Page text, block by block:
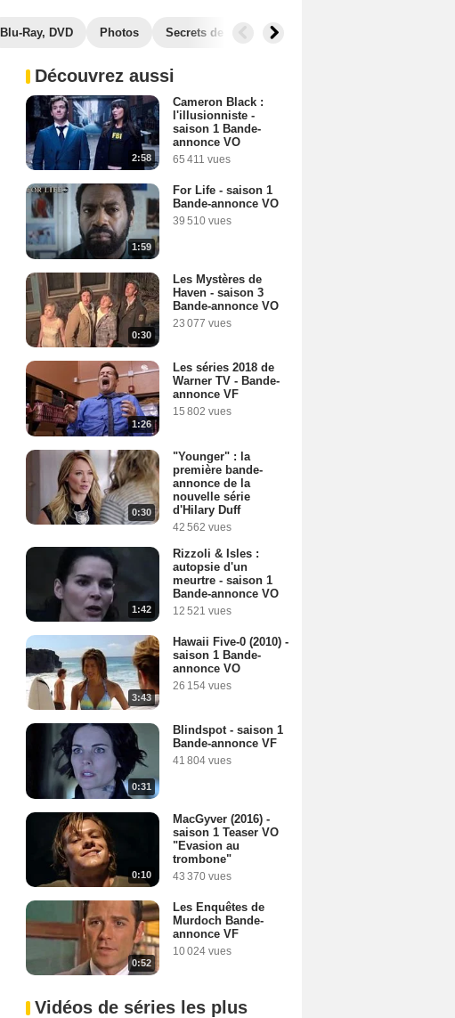
Blu-Ray, DVD Photos Secrets de tournage
Découvrez aussi
2:58
Cameron Black :
l'illusionniste -
saison 1 Bande-
annonce VO
65 411 vues
1:59
For Life - saison 1
Bande-annonce VO
39 510 vues
0:30
Les Mystères de
Haven - saison 3
Bande-annonce VO
23 077 vues
1:26
Les séries 2018 de
Warner TV - Bande-
annonce VF
15 802 vues
0:30
"Younger" : la
première bande-
annonce de la
nouvelle série
d'Hilary Duff
42 562 vues
1:42
Rizzoli & Isles :
autopsie d'un
meurtre - saison 1
Bande-annonce VO
12 521 vues
3:43
Hawaii Five-0 (2010) -
saison 1 Bande-
annonce VO
26 154 vues
0:31
Blindspot - saison 1
Bande-annonce VF
41 804 vues
0:10
MacGyver (2016) -
saison 1 Teaser VO
"Evasion au
trombone"
43 370 vues
0:52
Les Enquêtes de
Murdoch Bande-
annonce VF
10 024 vues
Vidéos de séries les plus